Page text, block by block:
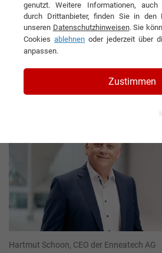
„Nachhaltigkeit ist
sondern eine
Hartmut Schoon, CEO der Enneatech AG
genutzt. Weitere Informationen, auch
durch Drittanbieter, finden Sie in den
unseren Datenschutzhinweisen. Sie
Cookies ablehnen oder jederzeit über
anpassen.
Zustimmen